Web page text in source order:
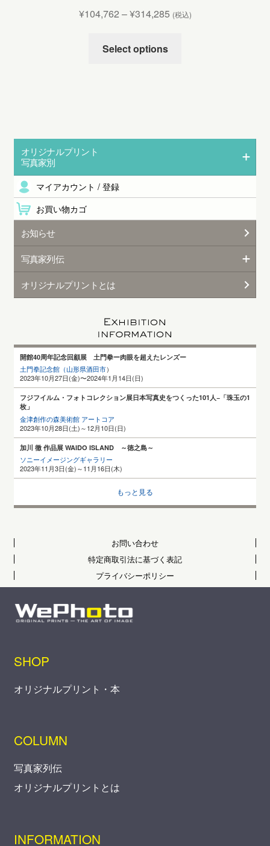
¥104,762 –¥314,285 (税込)
Select options
オリジナルプリント
写真家別
マイアカウント / 登録
お買い物カゴ
お知らせ
写真家列伝
オリジナルプリントとは
開館40周年記念回顧展 土門拳ー肉眼を超えたレンズー
土門拳記念館（山形県酒田市）
2023年10月27日(金)〜2024年1月14日(日)
フジフイルム・フォトコレクション展日本写真史をつくった101人−「珠玉の1
枚」
金津創作の森美術館 アートコア
2023年10月28日(土)～12月10日(日)
加川 徹 作品展 WAIDO ISLAND ～徳之島～
ソニーイメージングギャラリー
2023年11月3日(金)～11月16日(木)
もっと見る
お問い合わせ
特定商取引法に基づく表記
プライバシーポリシー
SHOP
オリジナルプリント・本
COLUMN
写真家列伝
オリジナルプリントとは
INFORMATION